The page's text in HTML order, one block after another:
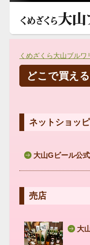
くめざくら大山ブルワ
どこで買え
ネットショッ
大山Gビール公
売店
大